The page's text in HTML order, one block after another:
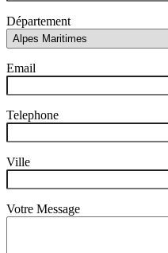
Département
Email
Telephone
Ville
Votre Message